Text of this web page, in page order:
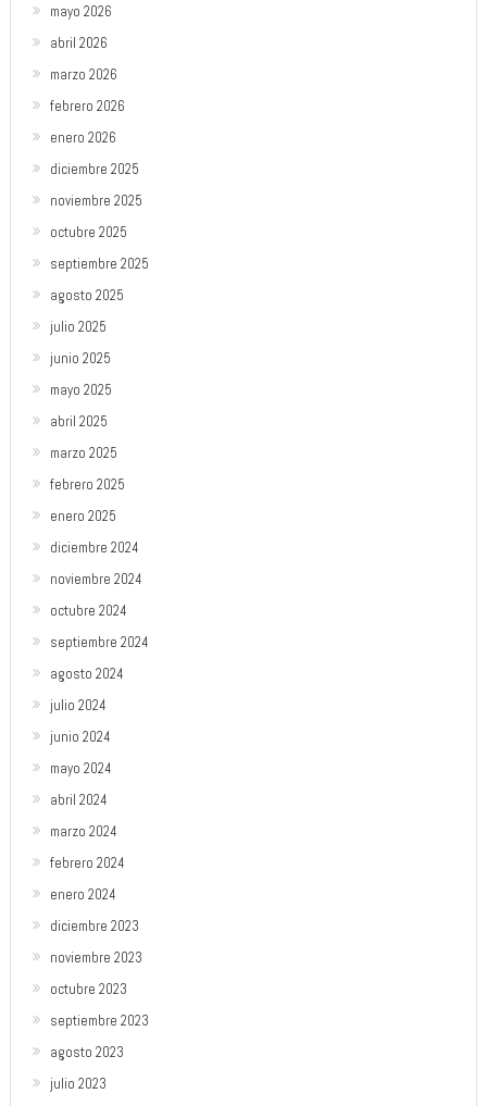
mayo 2026
abril 2026
marzo 2026
febrero 2026
enero 2026
diciembre 2025
noviembre 2025
octubre 2025
septiembre 2025
agosto 2025
julio 2025
junio 2025
mayo 2025
abril 2025
marzo 2025
febrero 2025
enero 2025
diciembre 2024
noviembre 2024
octubre 2024
septiembre 2024
agosto 2024
julio 2024
junio 2024
mayo 2024
abril 2024
marzo 2024
febrero 2024
enero 2024
diciembre 2023
noviembre 2023
octubre 2023
septiembre 2023
agosto 2023
julio 2023